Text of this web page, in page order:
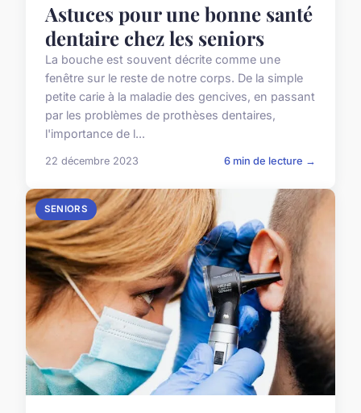
Astuces pour une bonne santé
dentaire chez les seniors
La bouche est souvent décrite comme une
fenêtre sur le reste de notre corps. De la simple
petite carie à la maladie des gencives, en passant
par les problèmes de prothèses dentaires,
l'importance de l...
22 décembre 2023 6 min de lecture →
SENIORS